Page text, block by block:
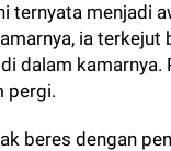
ternyata menjadi
ia
dalam kamarnya.
pergi.
beres dengan